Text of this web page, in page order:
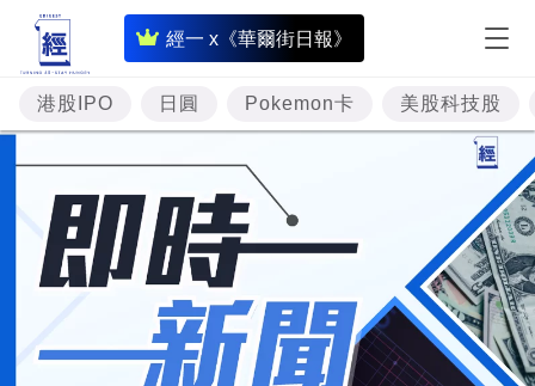
經一 x《華爾街日報》
即
時
財
經
專
題
投
資
樓
市
港股IPO 日圓 Pokemon卡 美股科技股